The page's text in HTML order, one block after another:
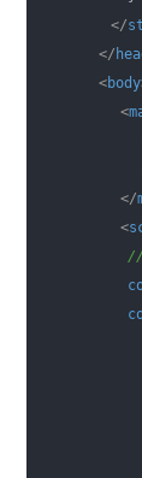
</
</
<body
<
</
<
//